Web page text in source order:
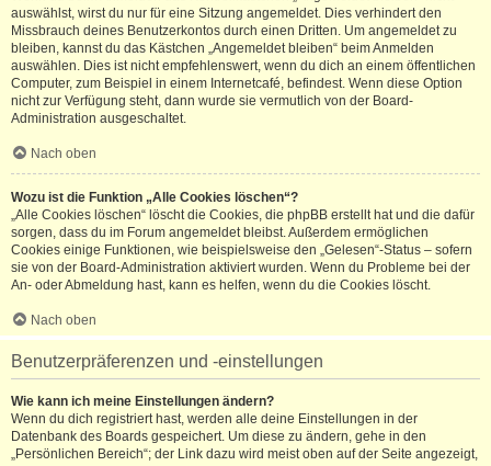
auswählst, wirst du nur für eine Sitzung angemeldet. Dies verhindert den
Missbrauch deines Benutzerkontos durch einen Dritten. Um angemeldet zu
bleiben, kannst du das Kästchen „Angemeldet bleiben“ beim Anmelden
auswählen. Dies ist nicht empfehlenswert, wenn du dich an einem öffentlichen
Computer, zum Beispiel in einem Internetcafé, befindest. Wenn diese Option
nicht zur Verfügung steht, dann wurde sie vermutlich von der Board-
Administration ausgeschaltet.
Nach oben
Wozu ist die Funktion „Alle Cookies löschen“?
„Alle Cookies löschen“ löscht die Cookies, die phpBB erstellt hat und die dafür
sorgen, dass du im Forum angemeldet bleibst. Außerdem ermöglichen
Cookies einige Funktionen, wie beispielsweise den „Gelesen“-Status – sofern
sie von der Board-Administration aktiviert wurden. Wenn du Probleme bei der
An- oder Abmeldung hast, kann es helfen, wenn du die Cookies löscht.
Nach oben
Benutzerpräferenzen und -einstellungen
Wie kann ich meine Einstellungen ändern?
Wenn du dich registriert hast, werden alle deine Einstellungen in der
Datenbank des Boards gespeichert. Um diese zu ändern, gehe in den
„Persönlichen Bereich“; der Link dazu wird meist oben auf der Seite angezeigt,